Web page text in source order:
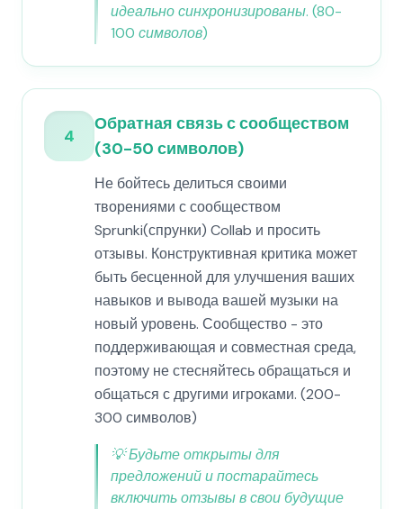
идеально синхронизированы. (80-
100 символов)
4
Обратная связь с сообществом
(30-50 символов)
Не бойтесь делиться своими
творениями с сообществом
Sprunki(спрунки) Collab и просить
отзывы. Конструктивная критика может
быть бесценной для улучшения ваших
навыков и вывода вашей музыки на
новый уровень. Сообщество - это
поддерживающая и совместная среда,
поэтому не стесняйтесь обращаться и
общаться с другими игроками. (200-
300 символов)
💡Будьте открыты для
предложений и постарайтесь
включить отзывы в свои будущие